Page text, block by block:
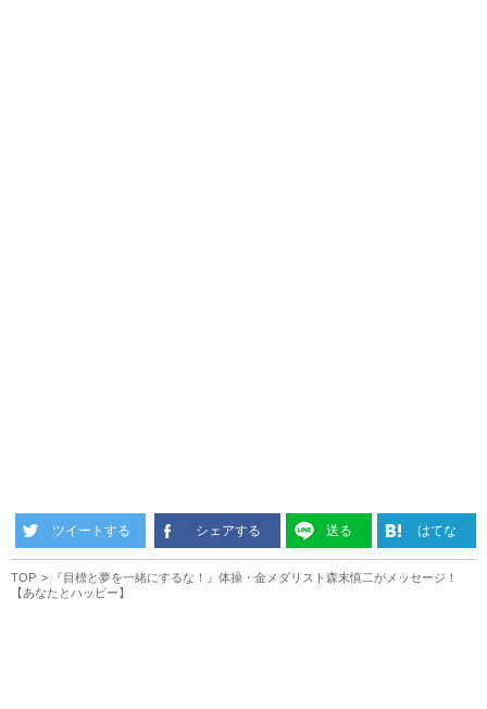
ツイートする シェアする 送る はてな
TOP
『目標と夢を一緒にするな！』体操・金メダリスト森末慎二がメッセージ！
【あなたとハッピー】